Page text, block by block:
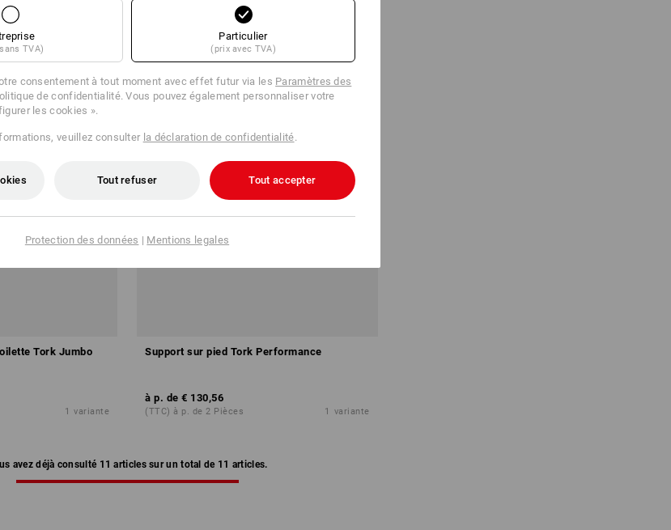
Tork Jumbo
1 variante
Support sur pied Tork Performance
à p. de € 130,56
(TTC) à p. de 2 Pièces 1 variante
avez déjà consulté 11 articles sur un total de 11 articles.
TVA)
Particulier
(prix avec TVA)
consentement à tout moment avec effet futur via les Paramètres des
de confidentialité. Vous pouvez également personnaliser votre
les cookies ».
veuillez consulter la déclaration de confidentialité.
Tout refuser Tout accepter
Protection des données | Mentions legales